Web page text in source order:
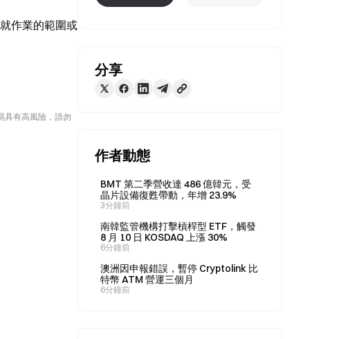
作業的範圍或
具有高風險，請勿
分享
作者動態
BMT 第二季營收達 486 億韓元，受
晶片設備復甦帶動，年增 23.9%
3分鐘前
南韓監管機構打擊槓桿型 ETF，觸發
8 月 10 日 KOSDAQ 上漲 30%
6分鐘前
澳洲因申報錯誤，暫停 Cryptolink 比
特幣 ATM 營運三個月
6分鐘前